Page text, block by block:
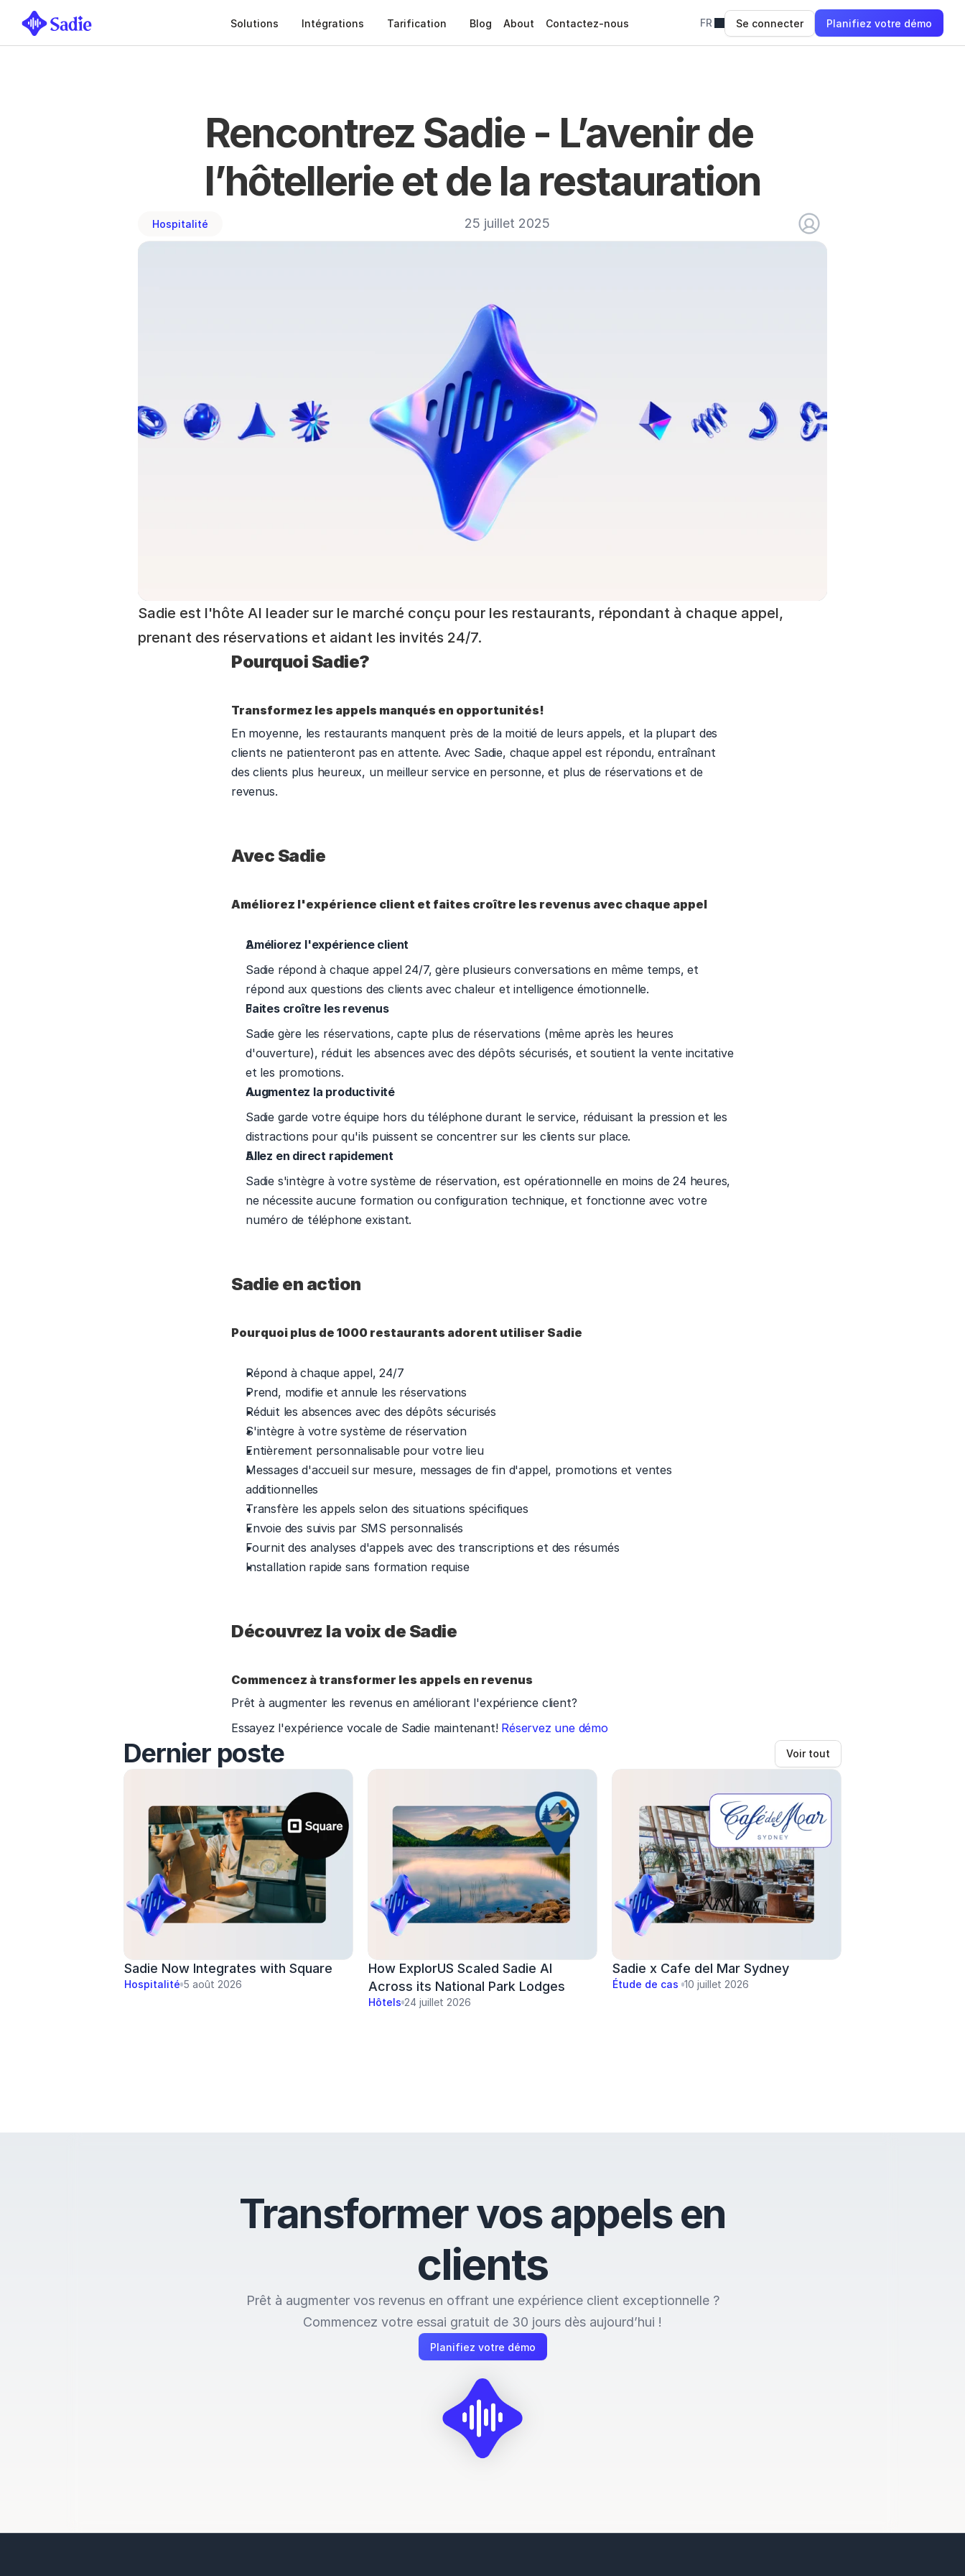
Solutions Intégrations Tarification Blog About Contactez-nous FR Se connecter Planifiez votre démo
Rencontrez Sadie - L’avenir de
l’hôtellerie et de la restauration
Hospitalité 25 juillet 2025
Sadie est l'hôte AI leader sur le marché conçu pour les restaurants, répondant à chaque appel,
prenant des réservations et aidant les invités 24/7.
Pourquoi Sadie?
Transformez les appels manqués en opportunités!
En moyenne, les restaurants manquent près de la moitié de leurs appels, et la plupart des
clients ne patienteront pas en attente. Avec Sadie, chaque appel est répondu, entraînant
des clients plus heureux, un meilleur service en personne, et plus de réservations et de
revenus.
Avec Sadie
Améliorez l'expérience client et faites croître les revenus avec chaque appel
Améliorez l'expérience client
Sadie répond à chaque appel 24/7, gère plusieurs conversations en même temps, et
répond aux questions des clients avec chaleur et intelligence émotionnelle.
Faites croître les revenus
Sadie gère les réservations, capte plus de réservations (même après les heures
d'ouverture), réduit les absences avec des dépôts sécurisés, et soutient la vente incitative
et les promotions.
Augmentez la productivité
Sadie garde votre équipe hors du téléphone durant le service, réduisant la pression et les
distractions pour qu'ils puissent se concentrer sur les clients sur place.
Allez en direct rapidement
Sadie s'intègre à votre système de réservation, est opérationnelle en moins de 24 heures,
ne nécessite aucune formation ou configuration technique, et fonctionne avec votre
numéro de téléphone existant.
Sadie en action
Pourquoi plus de 1000 restaurants adorent utiliser Sadie
Répond à chaque appel, 24/7
Prend, modifie et annule les réservations
Réduit les absences avec des dépôts sécurisés
S'intègre à votre système de réservation
Entièrement personnalisable pour votre lieu
Messages d'accueil sur mesure, messages de fin d'appel, promotions et ventes
additionnelles
Transfère les appels selon des situations spécifiques
Envoie des suivis par SMS personnalisés
Fournit des analyses d'appels avec des transcriptions et des résumés
Installation rapide sans formation requise
Découvrez la voix de Sadie
Commencez à transformer les appels en revenus
Prêt à augmenter les revenus en améliorant l'expérience client?
Essayez l'expérience vocale de Sadie maintenant! Réservez une démo
Dernier poste Voir tout
Sadie Now Integrates with Square
Hospitalité 5 août 2026
How ExplorUS Scaled Sadie AI
Across its National Park Lodges
Hôtels 24 juillet 2026
Sadie x Cafe del Mar Sydney
Étude de cas 10 juillet 2026
Transformer vos appels en
clients
Prêt à augmenter vos revenus en offrant une expérience client exceptionnelle ?
Commencez votre essai gratuit de 30 jours dès aujourd’hui !
Planifiez votre démo